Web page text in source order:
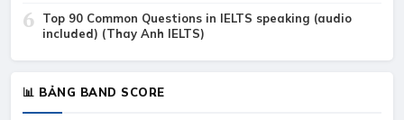
6
Top 90 Common Questions in IELTS speaking (audio
included) (Thay Anh IELTS)
📊 BẢNG BAND SCORE